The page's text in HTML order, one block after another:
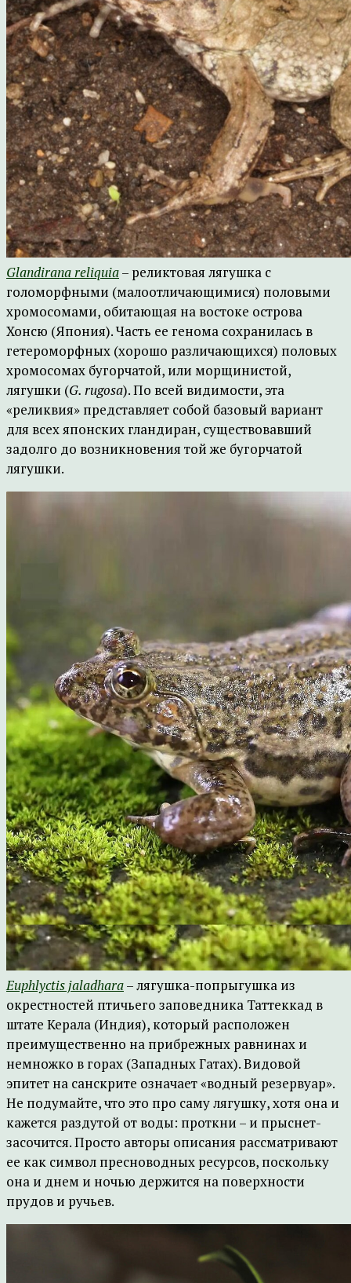
Glandirana reliquia– реликтовая лягушка с
голоморфными (малоотличающимися) половыми
хромосомами, обитающая на востоке острова
Хонсю (Япония). Часть ее генома сохранилась в
гетероморфных (хорошо различающихся) половых
хромосомах бугорчатой, или морщинистой,
лягушки (G. rugosa). По всей видимости, эта
«реликвия» представляет собой базовый вариант
для всех японских гландиран, существовавший
задолго до возникновения той же бугорчатой
лягушки.
Euphlyctis jaladhara– лягушка-попрыгушка из
окрестностей птичьего заповедника Таттеккад в
штате Керала (Индия), который расположен
преимущественно на прибрежных равнинах и
немножко в горах (Западных Гатах). Видовой
эпитет на санскрите означает «водный резервуар».
Не подумайте, что это про саму лягушку, хотя она и
кажется раздутой от воды: проткни – и прыснет-
засочится. Просто авторы описания рассматривают
ее как символ пресноводных ресурсов, поскольку
она и днем и ночью держится на поверхности
прудов и ручьев.